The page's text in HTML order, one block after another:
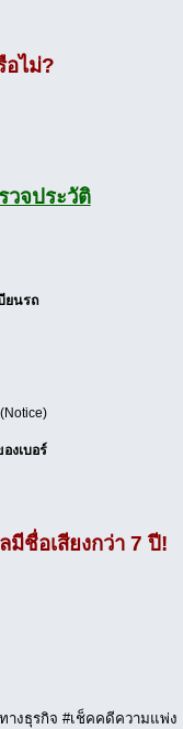
ไม่?
วจประวัติ
ยนรถ
งเบอร์
ชื่อเสียงกว่า 7 ปี!
างธุรกิจ #เช็คคดีความแพ่ง